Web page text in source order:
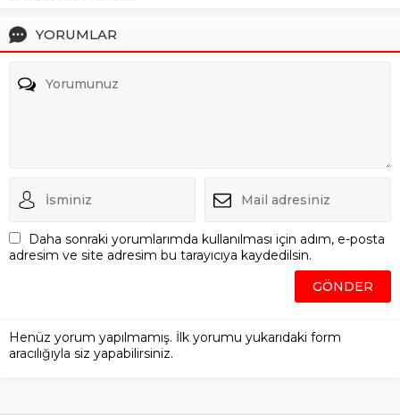
YORUMLAR
Daha sonraki yorumlarımda kullanılması için adım, e-posta
adresim ve site adresim bu tarayıcıya kaydedilsin.
Henüz yorum yapılmamış. İlk yorumu yukarıdaki form
aracılığıyla siz yapabilirsiniz.